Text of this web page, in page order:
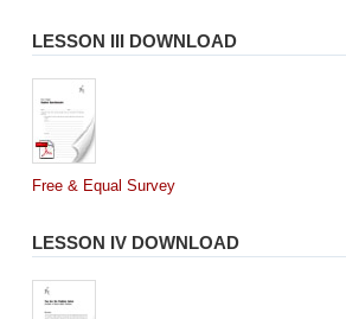
LESSON III DOWNLOAD
Free & Equal Survey
LESSON IV DOWNLOAD